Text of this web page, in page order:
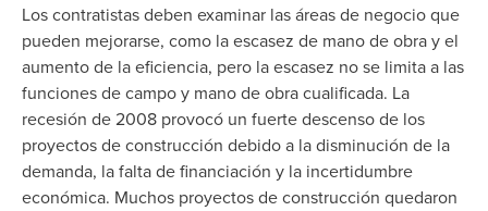
Los contratistas deben examinar las áreas de negocio que
pueden mejorarse, como la escasez de mano de obra y el
aumento de la eficiencia, pero la escasez no se limita a las
funciones de campo y mano de obra cualificada. La
recesión de 2008 provocó un fuerte descenso de los
proyectos de construcción debido a la disminución de la
demanda, la falta de financiación y la incertidumbre
económica. Muchos proyectos de construcción quedaron